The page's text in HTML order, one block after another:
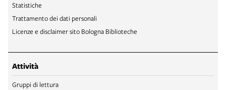
Statistiche
Trattamento dei dati personali
Licenze e disclaimer sito Bologna Biblioteche
Attività
Gruppi di lettura